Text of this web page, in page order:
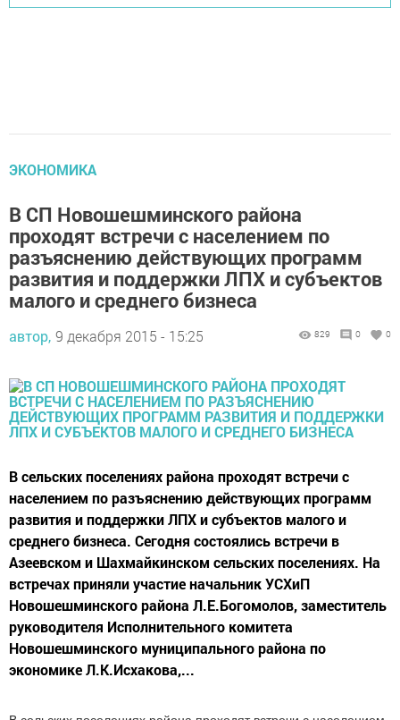
ЭКОНОМИКА
В CП Новошешминского района
проходят встречи с населением по
разъяснению действующих программ
развития и поддержки ЛПХ и субъектов
малого и среднего бизнеса
автор, 9 декабря 2015 - 15:25 829 0 0
В сельских поселениях района проходят встречи с
населением по разъяснению действующих программ
развития и поддержки ЛПХ и субъектов малого и
среднего бизнеса. Сегодня состоялись встречи в
Азеевском и Шахмайкинском сельских поселениях. На
встречах приняли участие начальник УСХиП
Новошешминского района Л.Е.Богомолов, заместитель
руководителя Исполнительного комитета
Новошешминского муниципального района по
экономике Л.К.Исхакова,...